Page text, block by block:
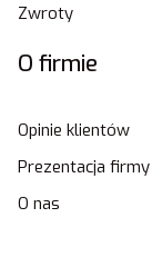
Zwroty
O firmie
Opinie klientów
Prezentacja firmy
O nas